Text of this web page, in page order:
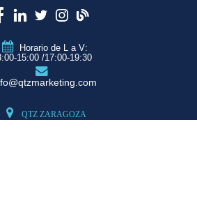
Horario de L a V:
15:00 /17:00-19:30
QTZ ZARAGOZA